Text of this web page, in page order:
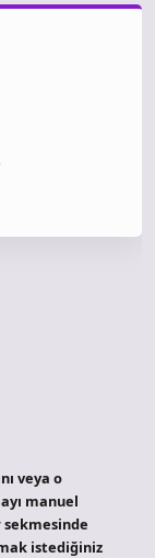
veya o
manuel
istediğiniz